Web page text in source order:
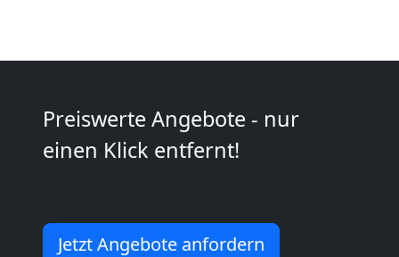
Preiswerte Angebote - nur
einen Klick entfernt!
Jetzt Angebote anfordern